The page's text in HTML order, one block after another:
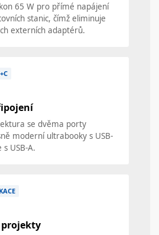
65 W pro přímé napájení
stanic, čímž eliminuje
externích adaptérů.
se dvěma porty
moderní ultrabooky s USB-
USB-A.
projekty